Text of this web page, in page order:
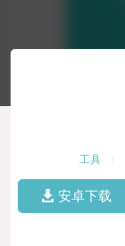
工具
安卓下载